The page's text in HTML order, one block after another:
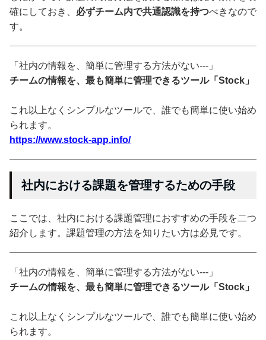
確にしておき、 必ずチーム内で共通認識を持つべきなので
す。
「社内の情報を、簡単に管理する方法がない---」
チームの情報を、最も簡単に管理できるツール「Stock」
これ以上なくシンプルなツールで、誰でも簡単に使い始め
られます。
https://www.stock-app.info/
社内における課題を管理するための手段
ここでは、社内における課題管理におすすめの手段を二つ
紹介します。課題管理の方法を知りたい方は必見です。
「社内の情報を、簡単に管理する方法がない---」
チームの情報を、最も簡単に管理できるツール「Stock」
これ以上なくシンプルなツールで、誰でも簡単に使い始め
られます。